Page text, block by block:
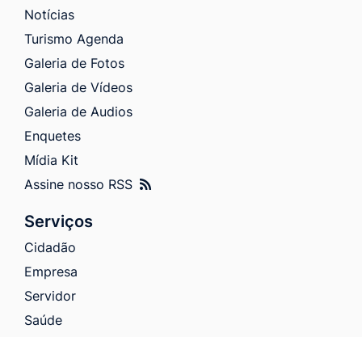
Notícias
Turismo Agenda
Galeria de Fotos
Galeria de Vídeos
Galeria de Audios
Enquetes
Mídia Kit
Assine nosso RSS
Serviços
Cidadão
Empresa
Servidor
Saúde